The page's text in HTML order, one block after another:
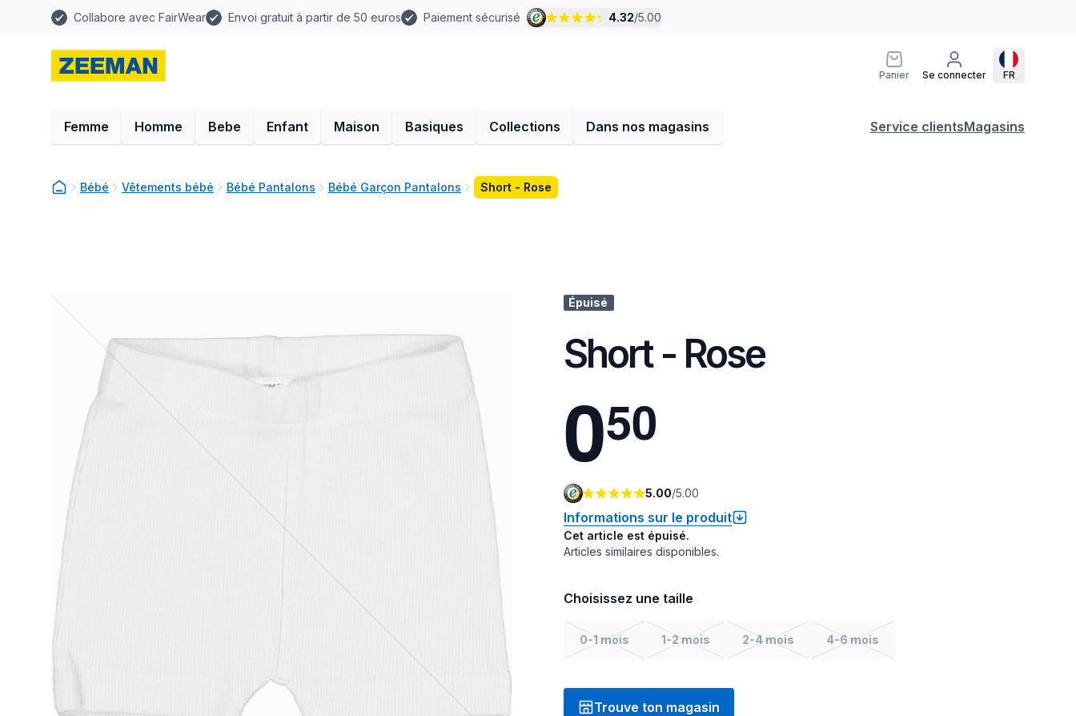
Collabore avec FairWear Envoi gratuit à partir de 50 euros Paiement sécurisé 4.32/5.00
Panier Se connecter FR
Femme Homme Bebe Enfant Maison Basiques Collections Dans nos magasins Service clientsMagasins
Bébé Vêtements bébé Bébé Pantalons Bébé Garçon Pantalons Short - Rose
Épuisé
Short - Rose
050
5.00/5.00
Informations sur le produit
Cet article est épuisé.
Articles similaires disponibles.
Choisissez une taille
0-1 mois 1-2 mois 2-4 mois 4-6 mois
Trouve ton magasin